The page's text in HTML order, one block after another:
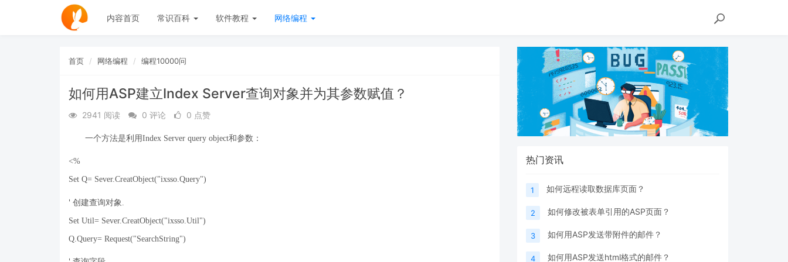
内容首页 常识百科 软件教程 网络编程
首页 网络编程 编程10000问
如何用ASP建立Index Server查询对象并为其参数赋值？
2941 阅读 0 评论 0 点赞
一个方法是利用Index Server query object和参数：
<%
Set Q= Sever.CreatObject("ixsso.Query")
' 创建查询对象
Set Util= Sever.CreatObject("ixsso.Util")
Q.Query= Request("SearchString")
热门资讯
1 如何远程读取数据库页面？
2 如何修改被表单引用的ASP页面？
3 如何用ASP发送带附件的邮件？
4 如何用ASP发送html格式的邮件？